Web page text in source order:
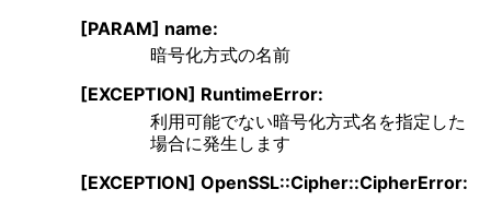
[PARAM] name:
暗号化方式の名前
[EXCEPTION] RuntimeError:
利用可能でない暗号化方式名を指定した
場合に発生します
[EXCEPTION] OpenSSL::Cipher::CipherError: